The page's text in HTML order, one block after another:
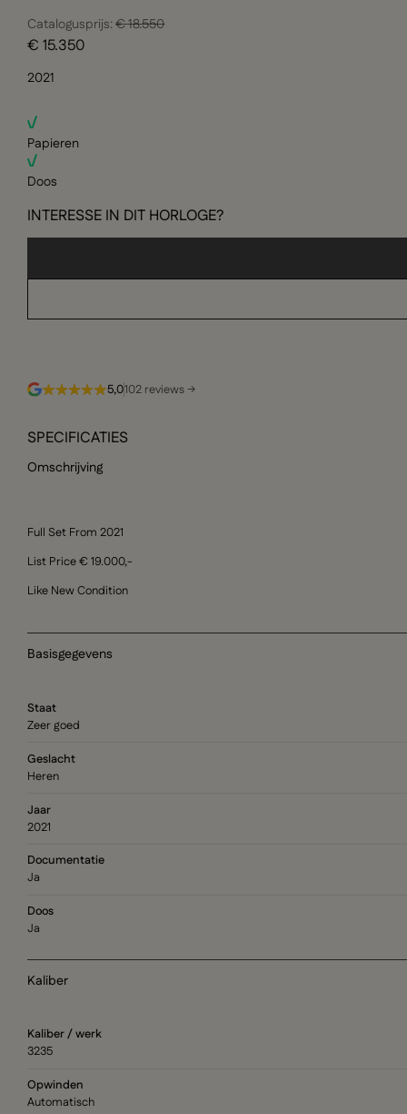
Catalogusprijs:€ 18.550
€ 15.350
2021
Papieren
Doos
INTERESSE IN DIT HORLOGE?
5,0102 reviews →
SPECIFICATIES
Omschrijving
Full Set From 2021
List Price € 19.000,-
Like New Condition
Basisgegevens
Staat
Zeer goed
Geslacht
Heren
Jaar
2021
Documentatie
Ja
Doos
Ja
Kaliber
Kaliber / werk
3235
Opwinden
Automatisch